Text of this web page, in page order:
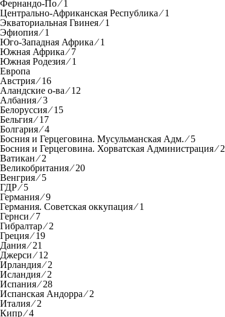
Фернандо-По ⁄ 1
Центрально-Африканская Республика ⁄ 1
Экваториальная Гвинея ⁄ 1
Эфиопия ⁄ 1
Юго-Западная Африка ⁄ 1
Южная Африка ⁄ 7
Южная Родезия ⁄ 1
Европа
Австрия ⁄ 16
Аландские о-ва ⁄ 12
Албания ⁄ 3
Белоруссия ⁄ 15
Бельгия ⁄ 17
Болгария ⁄ 4
Босния и Герцеговина. Мусульманская Адм. ⁄ 5
Босния и Герцеговина. Хорватская Администрация ⁄ 2
Ватикан ⁄ 2
Великобритания ⁄ 20
Венгрия ⁄ 5
ГДР ⁄ 5
Германия ⁄ 9
Германия. Советская оккупация ⁄ 1
Гернси ⁄ 7
Гибралтар ⁄ 2
Греция ⁄ 19
Дания ⁄ 21
Джерси ⁄ 12
Ирландия ⁄ 2
Исландия ⁄ 2
Испания ⁄ 28
Испанская Андорра ⁄ 2
Италия ⁄ 2
Кипр ⁄ 4